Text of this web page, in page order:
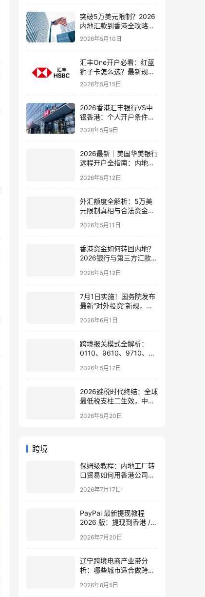
突破5万美元限制？2026
内地汇款到香港全攻略：
4种合法路径、手续费对
比与避坑指南
2026年5月10日
汇丰One开户必看：红蓝
狮子卡怎么选？最新规则
+补办攻略+5个避坑指南
2026年5月15日
2026香港汇丰银行VS中
银香港：个人开户条件、
费用、下户速度全方位对
比指南
2026年5月9日
2026最新｜美国华美银行
远程开户全指南：内地居
境账户实操解析
2026年5月12日
外汇额度全解析：5万美
元限制真相与合法资金出
2026年5月11日
香港资金如何转回内地？
2026银行与第三方汇款全
2026年5月12日
7月1日实施！国务院发布
最新“对外投资”新规，炒
会有何影响
2026年6月1日
跨境报关模式全解析：
0110、9610、9710、
别与最佳应用场景
2026年5月17日
2026避税时代终结：全球
最低税支柱二生效，中国
策略
2026年5月20日
跨境
保姆级教程：内地工厂转
口贸易如何用香港公司合
流、开票、税务全流程
2026年7月17日
PayPal 最新提现教程
2026 版：提现到香港 /
与操作步骤
2026年7月20日
辽宁跨境电商产业带分
析：哪些城市适合做跨
台全攻略
2026年8月5日